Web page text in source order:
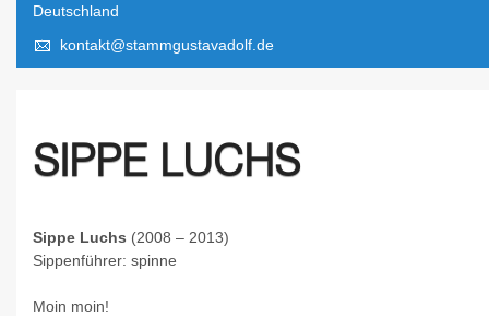
Deutschland
kontakt@stammgustavadolf.de
SIPPE LUCHS
Sippe Luchs (2008 – 2013)
Sippenführer: spinne
Moin moin!